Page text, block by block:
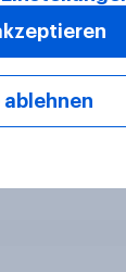
Wie
ablehnen